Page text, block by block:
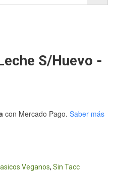
S/Huevo -
con Mercado Pago. Saber más
Veganos,Sin Tacc